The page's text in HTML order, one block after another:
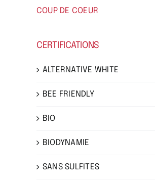
COUP DE COEUR
CERTIFICATIONS
ALTERNATIVE WHITE
BEE FRIENDLY
BIO
BIODYNAMIE
SANS SULFITES